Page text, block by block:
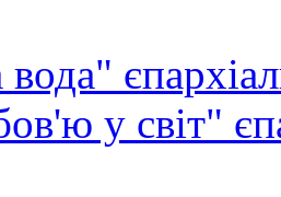
у світ"